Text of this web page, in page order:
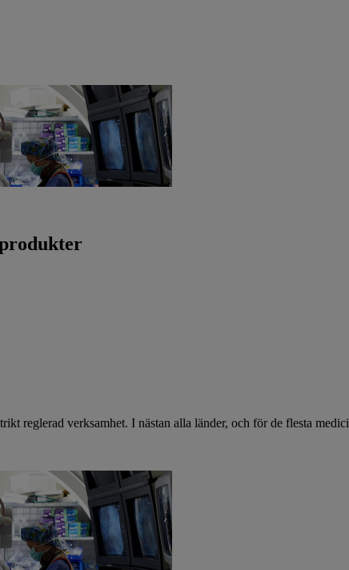
reglerad verksamhet. I nästan alla länder, och för de flesta